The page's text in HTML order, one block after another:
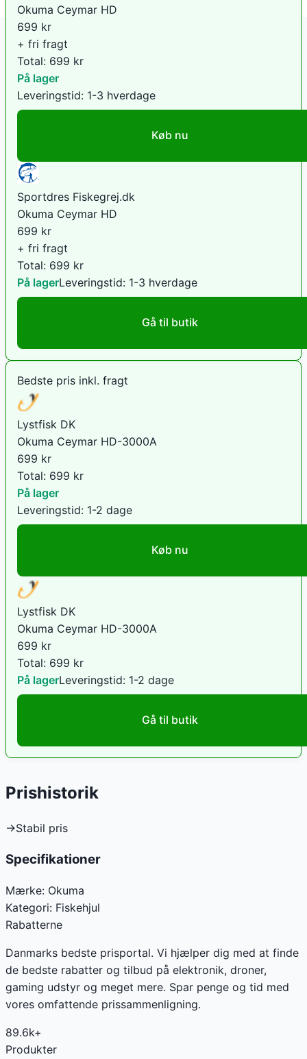
Okuma Ceymar HD
699 kr
+ fri fragt
Total: 699 kr
På lager
Leveringstid: 1-3 hverdage
Køb nu
Sportdres Fiskegrej.dk
Okuma Ceymar HD
699 kr
+ fri fragt
Total: 699 kr
På lagerLeveringstid: 1-3 hverdage
Gå til butik
Bedste pris inkl. fragt
Lystfisk DK
Okuma Ceymar HD-3000A
699 kr
Total: 699 kr
På lager
Leveringstid: 1-2 dage
Køb nu
Lystfisk DK
Okuma Ceymar HD-3000A
699 kr
Total: 699 kr
På lagerLeveringstid: 1-2 dage
Gå til butik
Prishistorik
→Stabil pris
Specifikationer
Mærke: Okuma
Kategori: Fiskehjul
Rabatterne
Danmarks bedste prisportal. Vi hjælper dig med at finde
de bedste rabatter og tilbud på elektronik, droner,
gaming udstyr og meget mere. Spar penge og tid med
vores omfattende prissammenligning.
89.6k+
Produkter